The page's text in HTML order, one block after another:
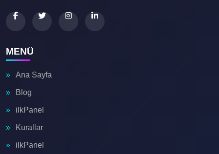
MENÜ
Ana Sayfa
Blog
ilkPanel
Kurallar
ilkPanel